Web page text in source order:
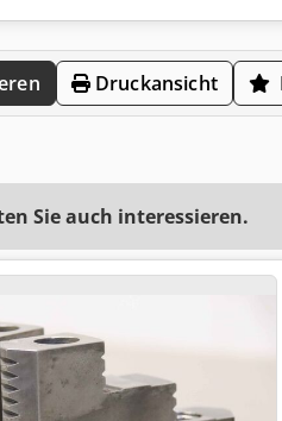
Druckansicht
Sie auch interessieren.